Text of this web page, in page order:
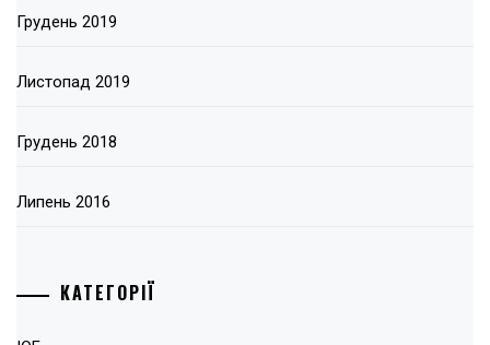
Грудень 2019
Листопад 2019
Грудень 2018
Липень 2016
КАТЕГОРІЇ